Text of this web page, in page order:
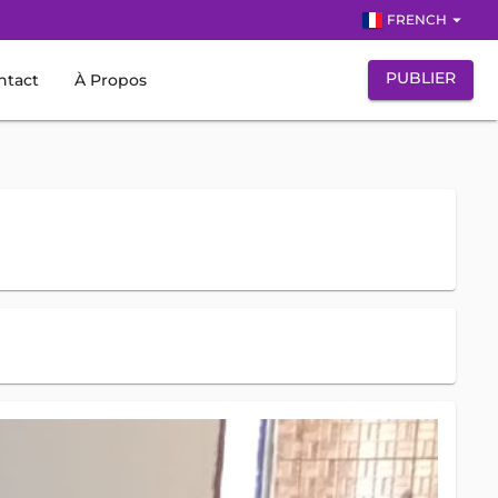
FRENCH arrow_drop_down
À Propos PUBLIER